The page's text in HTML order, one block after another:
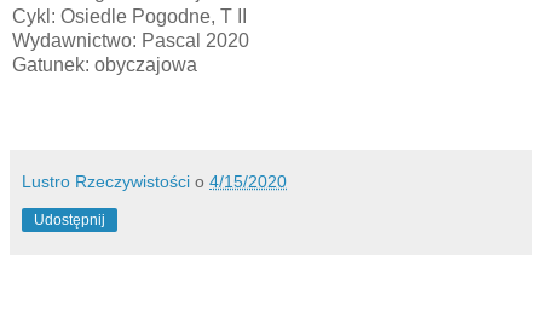
Cykl: Osiedle Pogodne, T II
Wydawnictwo: Pascal 2020
Gatunek: obyczajowa
Lustro Rzeczywistości o 4/15/2020
Udostępnij